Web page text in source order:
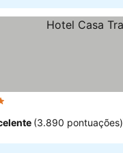
Estrelas
(3.890 pontuações)